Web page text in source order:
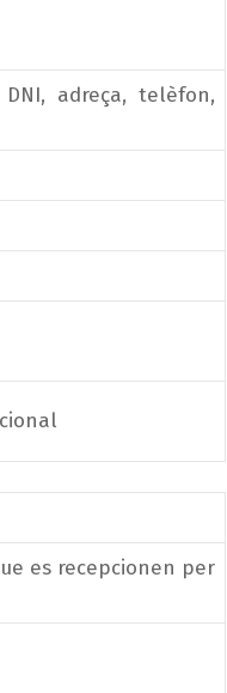
adreça, telèfon,
es recepcionen per